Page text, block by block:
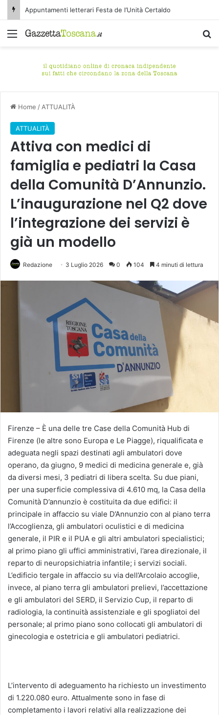
Appuntamenti letterari Festa de l’Unità Certaldo
Menu
Home / ATTUALITÀ
ATTUALITÀ
Attiva con medici di
famiglia e pediatri la Casa
della Comunità D’Annunzio.
L’inaugurazione nel Q2 dove
l’integrazione dei servizi è
già un modello
Redazione 3 Luglio 2026 0 104 4 minuti di lettura
Firenze – È una delle tre Case della Comunità Hub di
Firenze (le altre sono Europa e Le Piagge), riqualificata e
adeguata negli spazi destinati agli ambulatori dove
operano, da giugno, 9 medici di medicina generale e, già
da diversi mesi, 3 pediatri di libera scelta. Su due piani,
per una superficie complessiva di 4.610 mq, la Casa della
Comunità D’annunzio è costituita da due edifici: il
principale in affaccio su viale D’Annunzio con al piano terra
l’Accoglienza, gli ambulatori oculistici e di medicina
generale, il PIR e il PUA e gli altri ambulatori specialistici;
al primo piano gli uffici amministrativi, l’area direzionale, il
reparto di neuropsichiatria infantile; i servizi sociali.
L’edificio tergale in affaccio su via dell’Arcolaio accoglie,
invece, al piano terra gli ambulatori prelievi, l’accettazione
e gli ambulatori del SERD, il Servizio Cup, il reparto di
radiologia, la continuità assistenziale e gli spogliatoi del
personale; al primo piano sono collocati gli ambulatori di
ginecologia e ostetricia e gli ambulatori pediatrici.
L’intervento di adeguamento ha richiesto un investimento
di 1.220.080 euro. Attualmente sono in fase di
completamento i lavori relativi alla realizzazione dei